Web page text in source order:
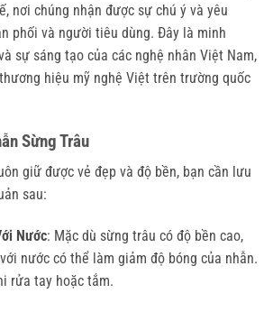
nơi chúng nhận được sự chú ý và yêu
phối và người tiêu dùng. Đây là minh
sự sáng tạo của các nghệ nhân Việt Nam,
hiệu mỹ nghệ Việt trên trường quốc
Sừng Trâu
giữ được vẻ đẹp và độ bền, bạn cần lưu
sau:
Nước: Mặc dù sừng trâu có độ bền cao,
nước có thể làm giảm độ bóng của nhẫn.
rửa tay hoặc tắm.